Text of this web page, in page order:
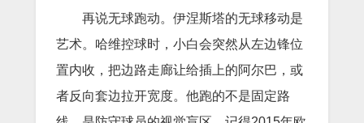
再说无球跑动。伊涅斯塔的无球移动是
艺术。哈维控球时，小白会突然从左边锋位
置内收，把边路走廊让给插上的阿尔巴，或
者反向套边拉开宽度。他跑的不是固定路